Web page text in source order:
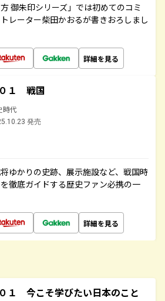
御朱印シリーズ」では初めてのコミ
レーター柴田かおるが書きおろしまし
詳細を見る
１ 戦国
時代
発売
ゆかりの史跡、展示施設など、戦国時
徹底ガイドする歴史ファン必携の一
詳細を見る
１ 今こそ学びたい日本のこと